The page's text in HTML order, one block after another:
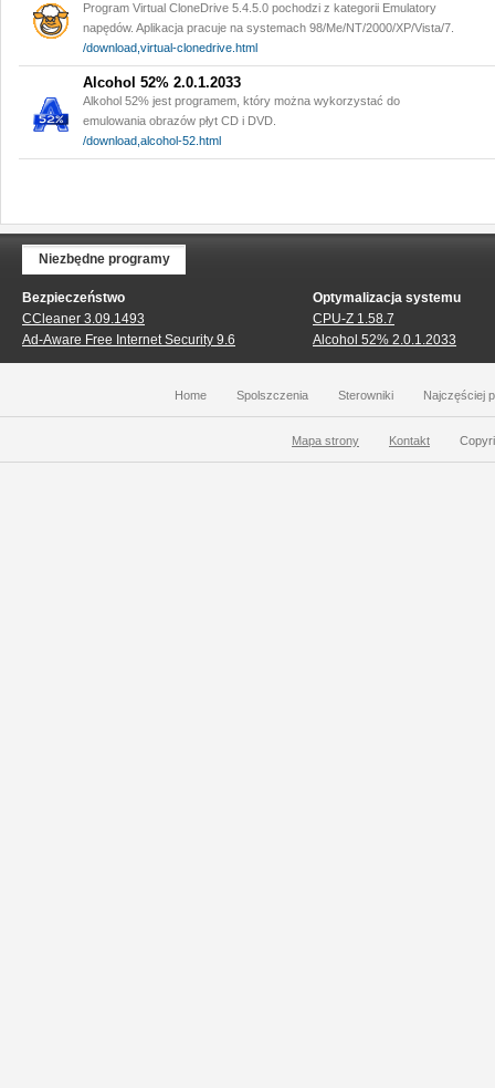
Program Virtual CloneDrive 5.4.5.0 pochodzi z kategorii Emulatory
napędów. Aplikacja pracuje na systemach 98/Me/NT/2000/XP/Vista/7.
/download,virtual-clonedrive.html
Alcohol 52% 2.0.1.2033
Alkohol 52% jest programem, który można wykorzystać do
emulowania obrazów płyt CD i DVD.
/download,alcohol-52.html
Niezbędne programy
Bezpieczeństwo
CCleaner 3.09.1493
Ad-Aware Free Internet Security 9.6
Optymalizacja systemu
CPU-Z 1.58.7
Alcohol 52% 2.0.1.2033
Home Spolszczenia Sterowniki Najczęściej
Mapa strony Kontakt